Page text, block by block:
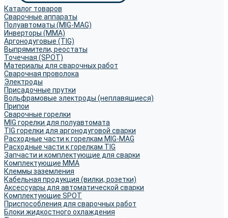
Каталог товаров
Сварочные аппараты
Полуавтоматы (MIG-MAG)
Инверторы (MMA)
Аргонодуговые (TIG)
Выпрямители, реостаты
Точечная (SPOT)
Материалы для сварочных работ
Сварочная проволока
Электроды
Присадочные прутки
Вольфрамовые электроды (неплавящиеся)
Припои
Сварочные горелки
MIG горелки для полуавтомата
TIG горелки для аргонодуговой сварки
Расходные части к горелкам MIG-MAG
Расходные части к горелкам TIG
Запчасти и комплектующие для сварки
Комплектующие ММА
Клеммы заземления
Кабельная продукция (вилки, розетки)
Аксессуары для автоматической сварки
Комплектующие SPOT
Приспособления для сварочных работ
Блоки жидкостного охлаждения